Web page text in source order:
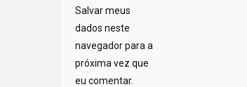
Salvar meus
dados neste
navegador para a
próxima vez que
eu comentar.